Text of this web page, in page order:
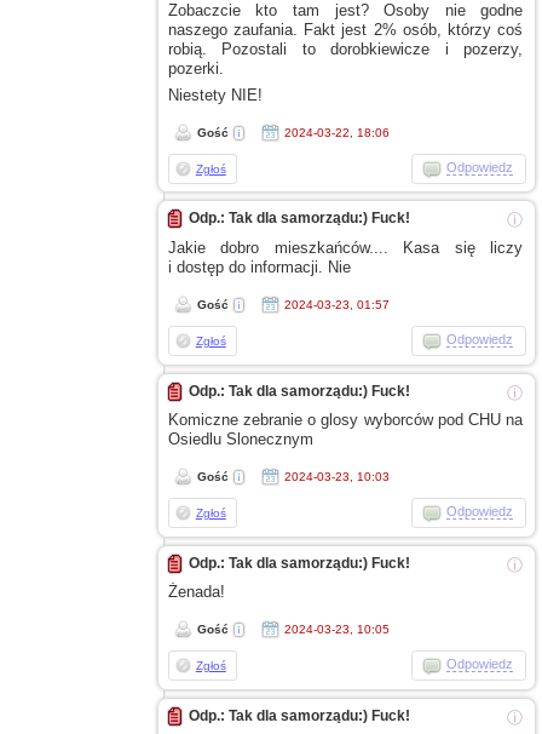
Zobaczcie kto tam jest? Osoby nie godne
naszego zaufania. Fakt jest 2% osób, którzy coś
robią. Pozostali to dorobkiewicze i pozerzy,
pozerki.
Niestety NIE!
Gość 2024-03-22, 18:06
Zgłoś Odpowiedz
ⓘ
Odp.: Tak dla samorządu:) Fuck!
Jakie dobro mieszkańców.... Kasa się liczy
i dostępdo informacji. Nie
Gość 2024-03-23, 01:57
Zgłoś Odpowiedz
ⓘ
Odp.: Tak dla samorządu:) Fuck!
Komiczne zebranieo glosy wyborców pod CHU na
Osiedlu Slonecznym
Gość 2024-03-23, 10:03
Zgłoś Odpowiedz
ⓘ
Odp.: Tak dla samorządu:) Fuck!
Żenada!
Gość 2024-03-23, 10:05
Zgłoś Odpowiedz
ⓘ
Odp.: Tak dla samorządu:) Fuck!